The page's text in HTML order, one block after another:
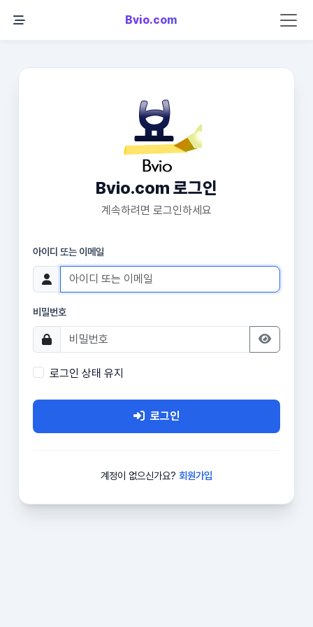
Bvio.com
Bvio.com 로그인
계속하려면 로그인하세요
아이디 또는 이메일
비밀번호
로그인 상태 유지
로그인
계정이 없으신가요? 회원가입